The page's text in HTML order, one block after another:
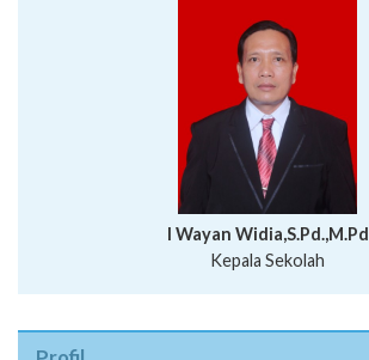
I Wayan Widia,S.Pd.,M.Pd
Kepala Sekolah